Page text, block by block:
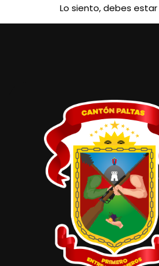
Lo siento, debes estar